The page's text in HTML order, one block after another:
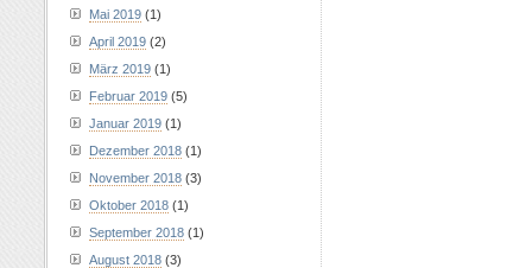
Mai 2019 (1)
April 2019 (2)
März 2019 (1)
Februar 2019 (5)
Januar 2019 (1)
Dezember 2018 (1)
November 2018 (3)
Oktober 2018 (1)
September 2018 (1)
August 2018 (3)